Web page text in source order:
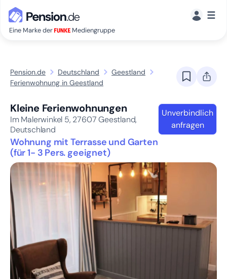
Eine Marke der Mediengruppe
☰
Pension.de Deutschland
Geestland
Ferienwohnung in Geestland
Kleine Ferienwohnungen
Im Malerwinkel 5, 27607Geestland,
Deutschland
Wohnung mit Terrasse und Garten
(für 1- 3 Pers. geeignet)
Unverbindlich
anfragen